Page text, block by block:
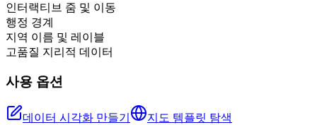
인터랙티브 줌 및 이동
행정 경계
지역 이름 및 레이블
고품질 지리적 데이터
사용 옵션
데이터 시각화 만들기 지도 템플릿 탐색